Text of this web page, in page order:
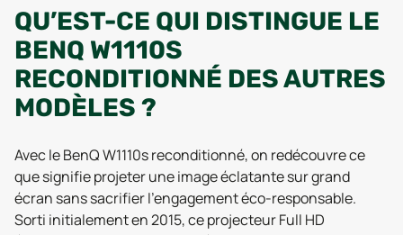
QU’EST-CE QUI DISTINGUE LE
BENQ W1110S
RECONDITIONNÉ DES AUTRES
MODÈLES ?
Avec le BenQ W1110s reconditionné, on redécouvre ce
que signifie projeter une image éclatante sur grand
écran sans sacrifier l’engagement éco-responsable.
Sorti initialement en 2015, ce projecteur Full HD